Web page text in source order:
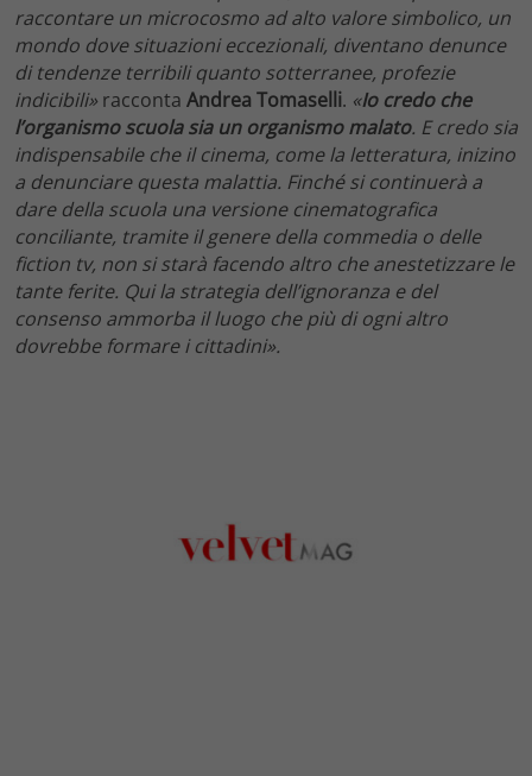
raccontare un microcosmo ad alto valore simbolico, un
mondo dove situazioni eccezionali, diventano denunce
di tendenze terribili quanto sotterranee, profezie
indicibili» racconta Andrea Tomaselli. «Io credo che
l’organismo scuola sia un organismo malato. E credo sia
indispensabile che il cinema, come la letteratura, inizino
a denunciare questa malattia. Finché si continuerà a
dare della scuola una versione cinematografica
conciliante, tramite il genere della commedia o delle
fiction tv, non si starà facendo altro che anestetizzare le
tante ferite. Qui la strategia dell’ignoranza e del
consenso ammorba il luogo che più di ogni altro
dovrebbe formare i cittadini».